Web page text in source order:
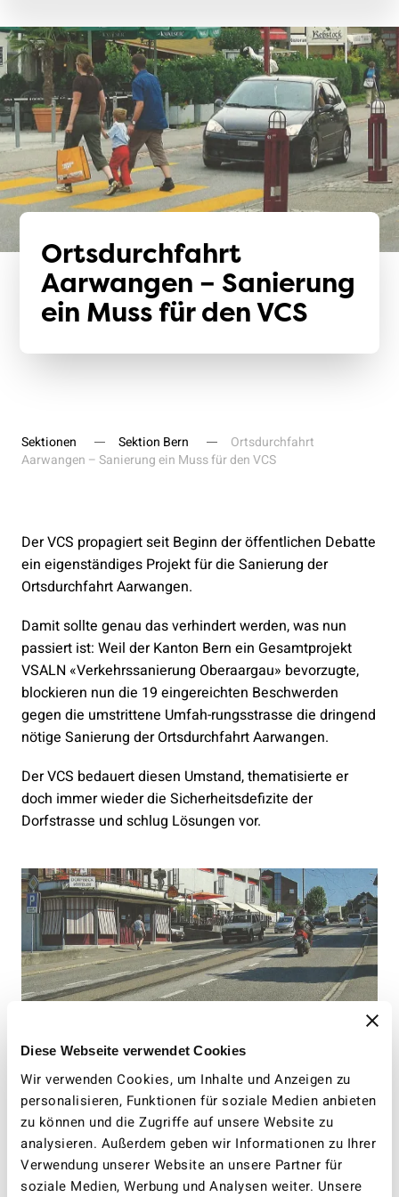
Diese Webseite verwendet Cookies
Wir verwenden Cookies, um Inhalte und Anzeigen zu
personalisieren, Funktionen für soziale Medien anbieten
zu können und die Zugriffe auf unsere Website zu
analysieren. Außerdem geben wir Informationen zu Ihrer
Verwendung unserer Website an unsere Partner für
soziale Medien, Werbung und Analysen weiter. Unsere
Ortsdurchfahrt
Aarwangen – Sanierung
ein Muss für den VCS
Sektionen Sektion Bern
Ortsdurchfahrt
Aarwangen – Sanierung ein Muss für den VCS
Der VCS propagiert seit Beginn der öffentlichen Debatte
ein eigenständiges Projekt für die Sanierung der
Ortsdurchfahrt Aarwangen.
Damit sollte genau das verhindert werden, was nun
passiert ist: Weil der Kanton Bern ein Gesamtprojekt
VSALN «Verkehrssanierung Oberaargau» bevorzugte,
blockieren nun die 19 eingereichten Beschwerden
gegen die umstrittene Umfah-rungsstrasse die dringend
nötige Sanierung der Ortsdurchfahrt Aarwangen.
Der VCS bedauert diesen Umstand, thematisierte er
doch immer wieder die Sicherheitsdefizite der
Dorfstrasse und schlug Lösungen vor.